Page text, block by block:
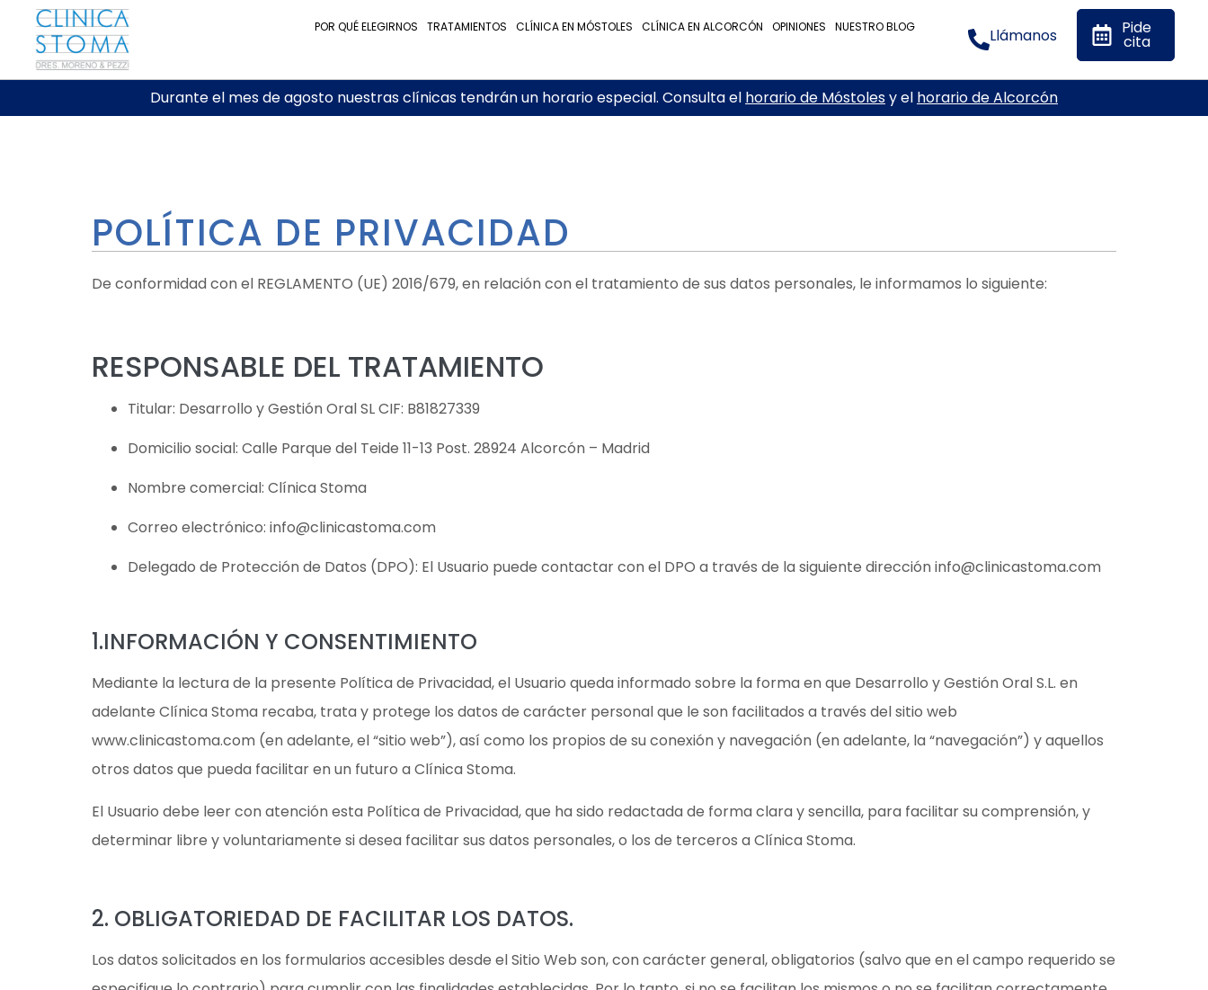
POR QUÉ ELEGIRNOS TRATAMIENTOS CLÍNICA EN MÓSTOLES CLÍNICA EN ALCORCÓN OPINIONES NUESTRO BLOG Llámanos Pide
cita
Durante el mes de agosto nuestras clínicas tendrán un horario especial. Consulta el horario de Móstolesy el horario de Alcorcón
POLÍTICA DE PRIVACIDAD
De conformidad con el REGLAMENTO (UE) 2016/679, en relación con el tratamiento de sus datos personales, le informamos lo siguiente:
RESPONSABLE DEL TRATAMIENTO
Titular: Desarrollo y Gestión Oral SL CIF: B81827339
Domicilio social: Calle Parque del Teide 11-13 Post. 28924 Alcorcón – Madrid
Nombre comercial: Clínica Stoma
Correo electrónico: info@clinicastoma.com
Delegado de Protección de Datos (DPO): El Usuario puede contactar con el DPO a través de la siguiente dirección info@clinicastoma.com
1.INFORMACIÓN Y CONSENTIMIENTO
Mediante la lectura de la presente Política de Privacidad, el Usuario queda informado sobre la forma en que Desarrollo y Gestión Oral S.L. en
adelante Clínica Stoma recaba, trata y protege los datos de carácter personal que le son facilitados a través del sitio web
www.clinicastoma.com (en adelante, el “sitio web”), así como los propios de su conexión y navegación (en adelante, la “navegación”) y aquellos
otros datos que pueda facilitar en un futuro a Clínica Stoma.
El Usuario debe leer con atención esta Política de Privacidad, que ha sido redactada de forma clara y sencilla, para facilitar su comprensión, y
determinar libre y voluntariamente si desea facilitar sus datos personales, o los de terceros a Clínica Stoma.
2. OBLIGATORIEDAD DE FACILITAR LOS DATOS.
Los datos solicitados en los formularios accesibles desde el Sitio Web son, con carácter general, obligatorios (salvo que en el campo requerido se